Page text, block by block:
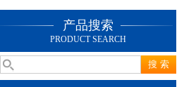
产品搜索
PRODUCT SEARCH